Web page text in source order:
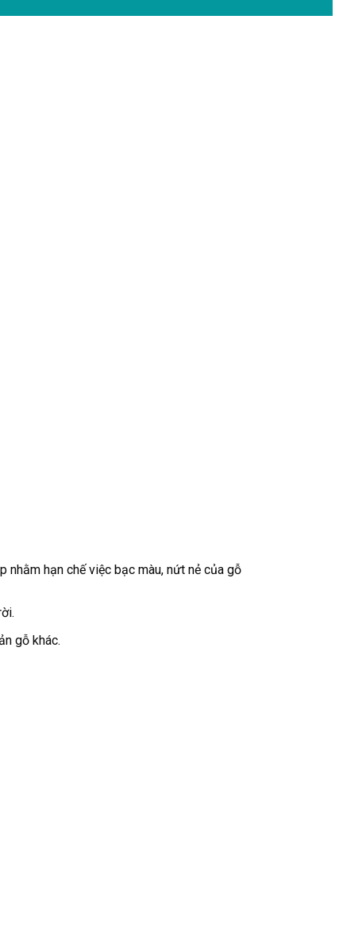
nhằm hạn chế việc bạc màu, nứt nẻ của gỗ
gỗ khác.